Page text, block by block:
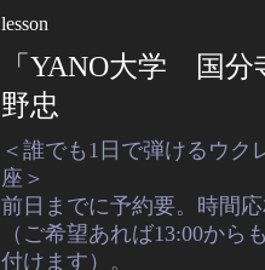
lesson
「YANO大学 国分
野忠
＜誰でも1日で弾けるウク
座＞
前日までに予約要。時間
（ご希望あれば13:00から
付けます）。